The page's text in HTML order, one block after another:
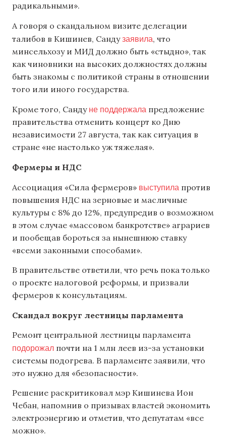
радикальными».
А говоря о скандальном визите делегации
талибов в Кишинев, Сандузаявила, что
минсельхозу и МИД должно быть «стыдно», так
как чиновники на высоких должностях должны
быть знакомы с политикой страны в отношении
того или иного государства.
Кроме того, Санду не поддержала предложение
правительства отменить концерт ко Дню
независимости 27 августа, так как ситуация в
стране «не настолько уж тяжелая».
Фермеры и НДС
Ассоциация «Сила фермеров» выступила против
повышения НДС на зерновые и масличные
культуры с 8% до 12%, предупредив о возможном
в этом случае «массовом банкротстве» аграриев
и пообещав бороться за нынешнюю ставку
«всеми законными способами».
В правительстве ответили, что речь пока только
о проекте налоговой реформы, и призвали
фермеров к консультациям.
Скандал вокруг лестницы парламента
Ремонт центральной лестницы парламента
подорожал почти на 1 млн леев из-за установки
системы подогрева. В парламенте заявили, что
это нужно для «безопасности».
Решение раскритиковал мэр Кишинева Ион
Чебан, напомнив о призывах властей экономить
электроэнергию и отметив, что депутатам «все
можно».